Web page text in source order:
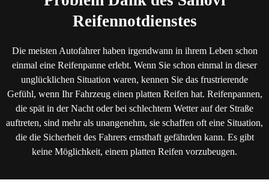
Reifennotdienstes
Die meisten Autofahrer haben irgendwann in ihrem Leben schon
einmal eine Reifenpanne erlebt. Wenn Sie schon einmal in dieser
unglücklichen Situation waren, kennen Sie das frustrierende
Gefühl, wenn Ihr Fahrzeug einen platten Reifen hat. Reifenpannen,
die spät in der Nacht oder bei schlechtem Wetter auf der Straße
auftreten, sind mehr als unangenehm, sie schaffen oft eine Situation,
die die Sicherheit des Fahrers ernsthaft gefährden kann. Es gibt
keine Möglichkeit, einem platten Reifen vorzubeugen.